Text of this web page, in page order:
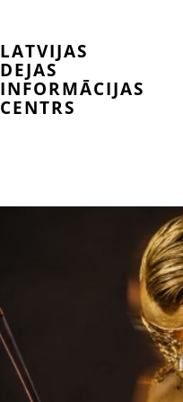
LATVIJAS
DEJAS
INFORMĀCIJAS
CENTRS